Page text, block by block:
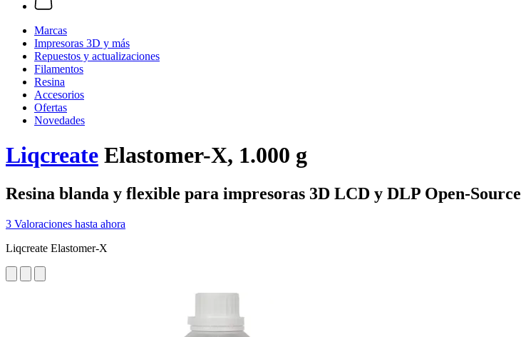
Marcas
Impresoras 3D y más
Repuestos y actualizaciones
Filamentos
Resina
Accesorios
Ofertas
Novedades
Liqcreate Elastomer-X, 1.000 g
Resina blanda y flexible para impresoras 3D LCD y DLP Open-Source
3 Valoraciones hasta ahora
Liqcreate Elastomer-X